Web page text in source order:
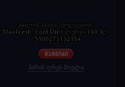
კბილის პასტა "ქოლგეითი"
MaxFresh, Cool Mint ლურჯი 100 მლ
/ 5900273132154
პირის ღრუს მოვლა